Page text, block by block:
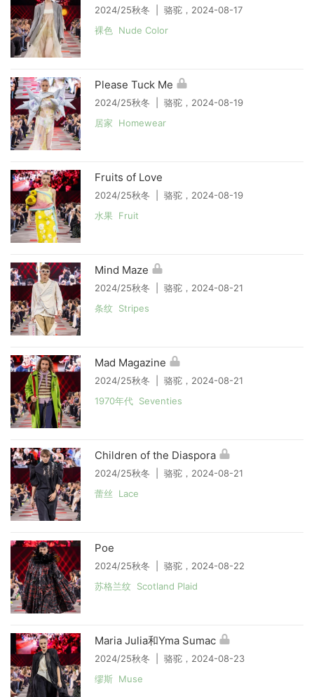
2024/25秋冬 | 骆驼，2024-08-17
裸色 Nude Color
Please Tuck Me
2024/25秋冬 | 骆驼，2024-08-19
居家 Homewear
Fruits of Love
2024/25秋冬 | 骆驼，2024-08-19
水果 Fruit
Mind Maze
2024/25秋冬 | 骆驼，2024-08-21
条纹 Stripes
Mad Magazine
2024/25秋冬 | 骆驼，2024-08-21
1970年代 Seventies
Children of the Diaspora
2024/25秋冬 | 骆驼，2024-08-21
蕾丝 Lace
Poe
2024/25秋冬 | 骆驼，2024-08-22
苏格兰纹 Scotland Plaid
Maria Julia和Yma Sumac
2024/25秋冬 | 骆驼，2024-08-23
缪斯 Muse